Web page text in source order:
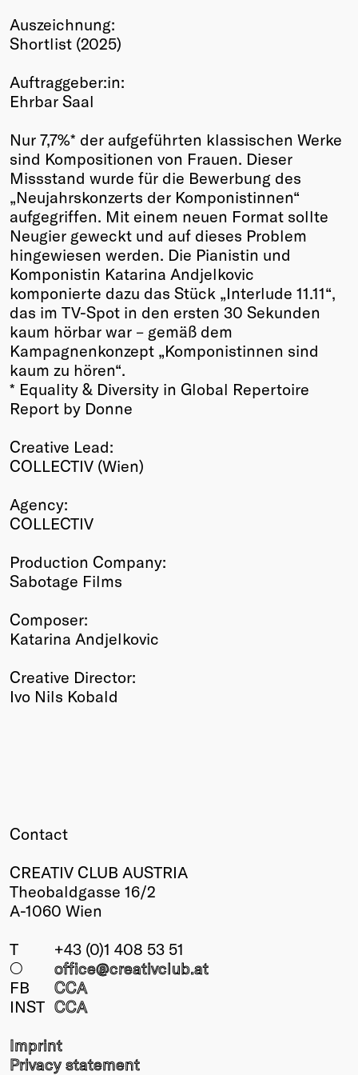
Winners
2026
Annual
Auszeichnung:
Shortlist (2025)
Auftraggeber:in:
Ehrbar Saal
Nur 7,7%* der aufgeführten klassischen Werke
sind Kompositionen von Frauen. Dieser
Missstand wurde für die Bewerbung des
„Neujahrskonzerts der Komponistinnen“
aufgegriffen. Mit einem neuen Format sollte
Neugier geweckt und auf dieses Problem
hingewiesen werden. Die Pianistin und
Komponistin Katarina Andjelkovic
komponierte dazu das Stück „Interlude 11.11“,
das im TV-Spot in den ersten 30 Sekunden
kaum hörbar war – gemäß dem
Kampagnenkonzept „Komponistinnen sind
kaum zu hören“.
* Equality & Diversity in Global Repertoire
Report by Donne
Creative Lead:
COLLECTIV (Wien)
Agency:
COLLECTIV
Production Company:
Sabotage Films
Composer:
Katarina Andjelkovic
Creative Director:
Ivo Nils Kobald
Contact
CREATIV CLUB AUSTRIA
Theobaldgasse 16/2
A-1060 Wien
T
+43 (0)1 408 53 51
○
office@creativclub.at
FB
CCA
INST CCA
Imprint
Privacy statement